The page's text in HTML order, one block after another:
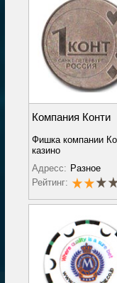
Компания Конти
Фишка компании
казино
Адресс: Разное
Рейтинг: